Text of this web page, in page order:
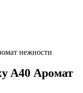
нежности
A40 Аромат